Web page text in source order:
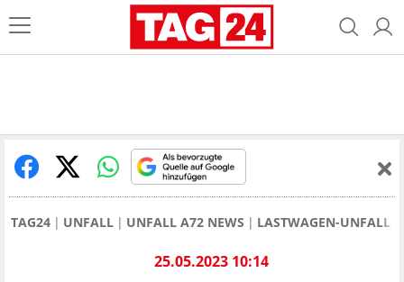
TAG24 UNFALL UNFALL A72 NEWS LASTWAGEN-UNFALL
25.05.2023 10:14